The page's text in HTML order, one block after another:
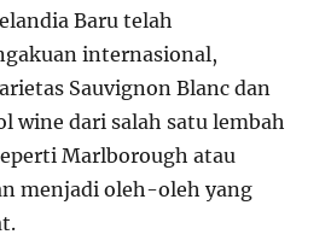
Baru telah
internasional,
Sauvignon Blanc dan
wine dari salah satu lembah
Marlborough atau
menjadi oleh-oleh yang